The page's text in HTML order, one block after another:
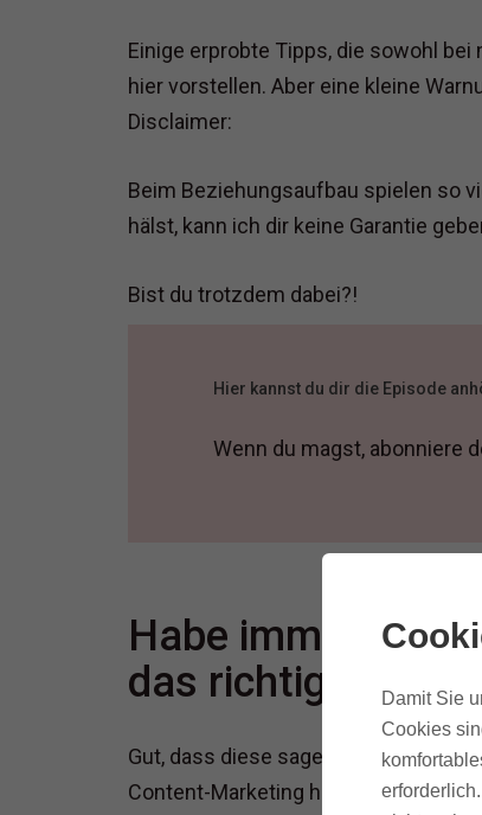
Einige erprobte Tipps, die sowohl
hier vorstellen. Aber eine kleine
Disclaimer:
Beim Beziehungsaufbau spielen so
hälst, kann ich dir keine Garantie
Bist du trotzdem dabei?!
Hier kannst du dir die Episode
Wenn du magst, abonniere
Habe immer
das richtig gute
Gut, dass diese sagenumwobenen
Content-Marketing hat, ist für dich
Damit Sie
Cookies